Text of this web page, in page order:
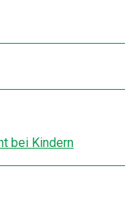
bei Kindern